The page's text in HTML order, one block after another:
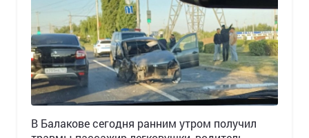
В Балакове сегодня ранним утром получил